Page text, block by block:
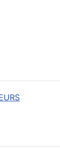
Armelle 2017